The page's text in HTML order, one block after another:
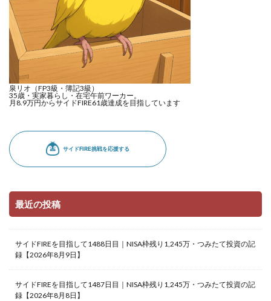
泉リオ（FP3級・簿記3級）
35歳・実家暮らし・在宅午前ワーカー。
月8.9万円からサイドFIRE61歳達成を目指しています
最近の投稿
サイドFIREを目指して1488日目｜NISA枠残り1,245万・つみたて投資の記
録【2026年8月9日】
サイドFIREを目指して1487日目｜NISA枠残り1,245万・つみたて投資の記
録【2026年8月8日】